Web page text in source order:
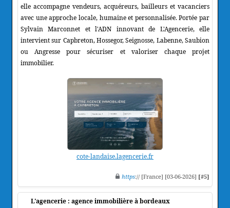
elle accompagne vendeurs, acquéreurs, bailleurs et vacanciers
avec une approche locale, humaine et personnalisée. Portée par
Sylvain Marconnet et l'ADN innovant de L'Agencerie, elle
intervient sur Capbreton, Hossegor, Seignosse, Labenne, Saubion
ou Angresse pour sécuriser et valoriser chaque projet
immobilier.
cote-landaise.lagencerie.fr
https:// [France] [03-06-2026] [#5]
L'agencerie : agence immobilière à bordeaux